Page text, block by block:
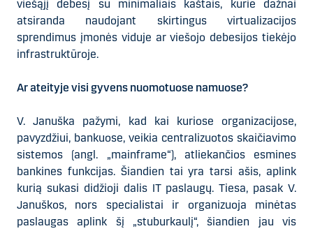
viešąjį debesį su minimaliais kaštais, kurie dažnai
atsiranda naudojant skirtingus virtualizacijos
sprendimus įmonės viduje ar viešojo debesijos tiekėjo
infrastruktūroje.
Ar ateityje visi gyvens nuomotuose namuose?
V. Januška pažymi, kad kai kuriose organizacijose,
pavyzdžiui, bankuose, veikia centralizuotos skaičiavimo
sistemos (angl. „mainframe“), atliekančios esmines
bankines funkcijas. Šiandien tai yra tarsi ašis, aplink
kurią sukasi didžioji dalis IT paslaugų. Tiesa, pasak V.
Januškos, nors specialistai ir organizuoja minėtas
paslaugas aplink šį „stuburkaulį“, šiandien jau vis